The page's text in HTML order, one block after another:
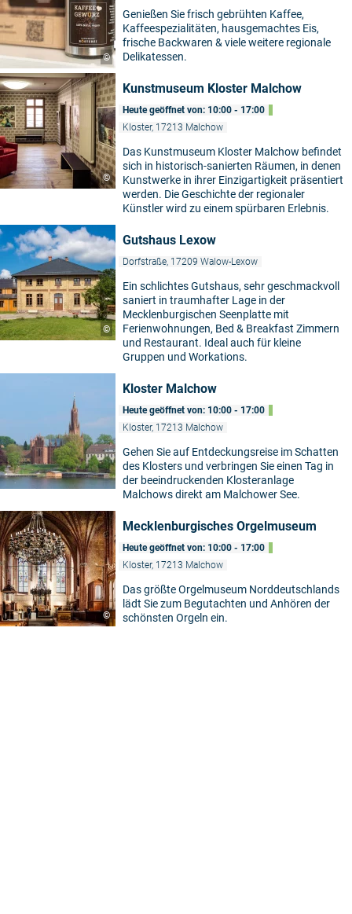
©
Genießen Sie frisch gebrühten Kaffee,
Kaffeespezialitäten, hausgemachtes Eis,
frische Backwaren & viele weitere regionale
Delikatessen.
©
Kunstmuseum Kloster Malchow
Heute geöffnet von: 10:00 - 17:00
Kloster, 17213 Malchow
Das Kunstmuseum Kloster Malchow befindet
sich in historisch-sanierten Räumen, in denen
Kunstwerke in ihrer Einzigartigkeit präsentiert
werden. Die Geschichte der regionaler
Künstler wird zu einem spürbaren Erlebnis.
©
Gutshaus Lexow
Dorfstraße, 17209 Walow-Lexow
Ein schlichtes Gutshaus, sehr geschmackvoll
saniert in traumhafter Lage in der
Mecklenburgischen Seenplatte mit
Ferienwohnungen, Bed & Breakfast Zimmern
und Restaurant. Ideal auch für kleine
Gruppen und Workations.
Kloster Malchow
Heute geöffnet von: 10:00 - 17:00
Kloster, 17213 Malchow
Gehen Sie auf Entdeckungsreise im Schatten
des Klosters und verbringen Sie einen Tag in
der beeindruckenden Klosteranlage
Malchows direkt am Malchower See.
©
Mecklenburgisches Orgelmuseum
Heute geöffnet von: 10:00 - 17:00
Kloster, 17213 Malchow
Das größte Orgelmuseum Norddeutschlands
lädt Sie zum Begutachten und Anhören der
schönsten Orgeln ein.